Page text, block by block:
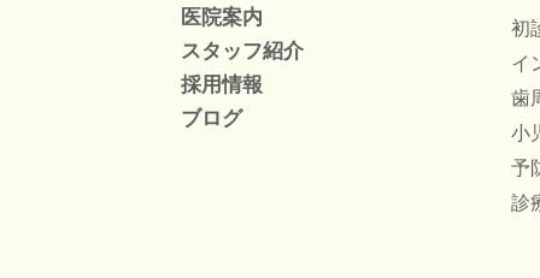
医院案内
スタッフ紹介
採用情報
ブログ
初
イ
歯
小
予
診